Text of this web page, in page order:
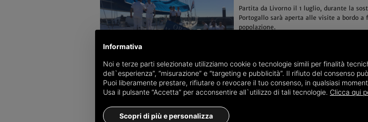
Partita da Livorno il 1 luglio, durante la
Portogallo sarà aperta alle visite a bordo a
popolazione.
MENU REDAZIONE
Informativa
Noi e terze parti selezionate utilizziamo cookie o tecnologie simili per finalità
dell`esperienza”, “misurazione” e “targeting e pubblicità”. Il rifiuto del consenso
Puoi liberamente prestare, rifiutare o revocare il tuo consenso, in qualsiasi
Usa il pulsante “Accetta” per acconsentire all`utilizzo di tali tecnologie. Clicca qui
Scopri di più e personalizza